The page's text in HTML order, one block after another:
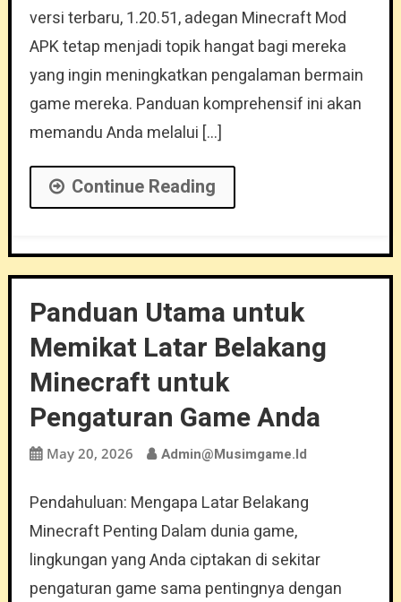
versi terbaru, 1.20.51, adegan Minecraft Mod
APK tetap menjadi topik hangat bagi mereka
yang ingin meningkatkan pengalaman bermain
game mereka. Panduan komprehensif ini akan
memandu Anda melalui […]
Continue Reading
Panduan Utama untuk
Memikat Latar Belakang
Minecraft untuk
Pengaturan Game Anda
May 20, 2026 Admin@musimgame.id
Pendahuluan: Mengapa Latar Belakang
Minecraft Penting Dalam dunia game,
lingkungan yang Anda ciptakan di sekitar
pengaturan game sama pentingnya dengan